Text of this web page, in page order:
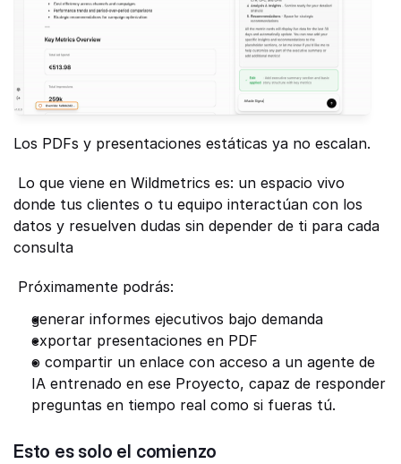
Los PDFs y presentaciones estáticas ya no escalan.
donde tus clientes o tu equipo interactúan con los
datos y resuelven dudas sin depender de ti para cada
consulta
Próximamente podrás:
generar informes ejecutivos bajo demanda
exportar presentaciones en PDF
o compartir un enlace con acceso a un agente de
IA entrenado en ese Proyecto, capaz de responder
preguntas en tiempo real como si fueras tú.
Esto es solo el comienzo